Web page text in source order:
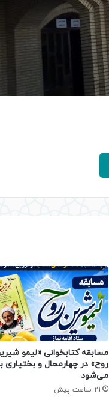
مسابقه کتابخوانی «لیمو
روح» در چهارمحال و بختیاری
می‌شود
21 ساعت پیش